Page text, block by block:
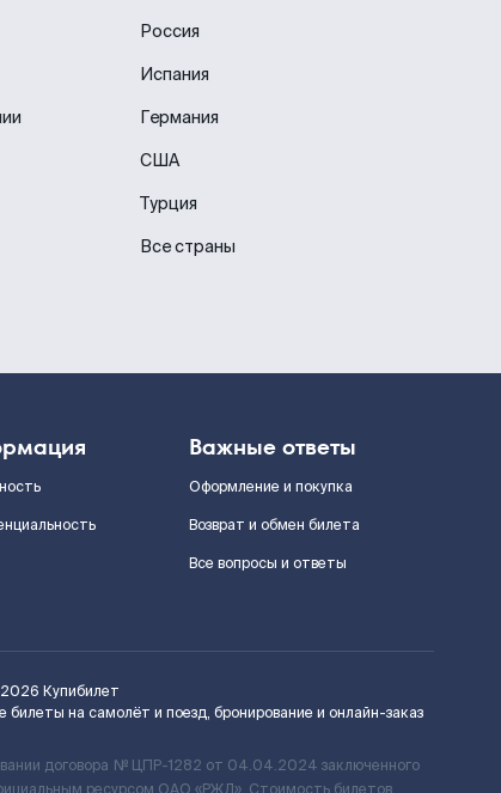
Россия
Испания
Германия
США
Турция
Все страны
Важные ответы
Оформление и покупка
Возврат и обмен билета
Все вопросы и ответы
Купибилет
билеты на самолёт и поезд, бронирование и онлайн-заказ
договора № ЦПР-1282 от 04.04.2024 заключенного